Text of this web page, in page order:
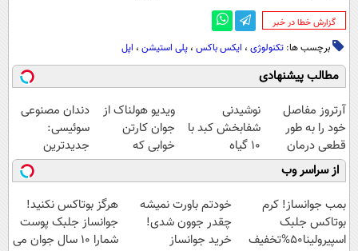
‌گزارش خطا در خبر
برچسب ها: تکنولوژی‌ ، ایکس باکس ، پلی استیشن ، اپل
مطالب پیشنهادی
آرتروز مفاصل
خود را به طور
قطعی درمان
کنید!
◗پرسش‌نامه◖
نوشیدنی
شفابخش کبد با
10 گیاه
موثر(تخفیف تا
امشب)
ویدیو هولناک از
جوان کارتن
خوابی که
میلیاردر شد.
آموزش رایگان
دندان مصنوعی
سوئیسی:
جدیدترین
فناوری اروپا،
سبک و مقاوم |
پرداخت قسطی
از سراسر وب
بمب جوانساز! کرم
بوتاکس جلبک
اسپیرولینا50%تخفیف
خودتم باورت نمیشه
چقدر جوون شدی!
خرید جوانساز
هرگز بوتاکس نکنید!
جوانساز جلبک پوست
شمارا ۱۰ سال جوان می